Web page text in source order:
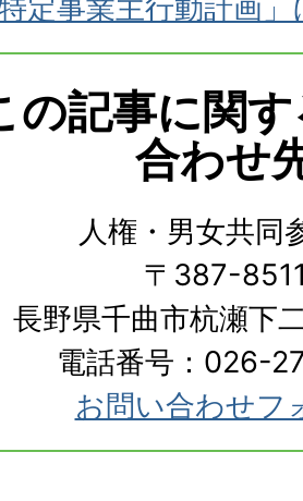
特定事業主行動計画
の記事に関
合わせ
人権・男女共同
〒387-
長野県千曲市杭瀬下
電話番号：026-
お問い合わせフ